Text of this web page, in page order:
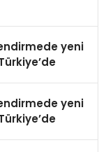
yeni
yeni